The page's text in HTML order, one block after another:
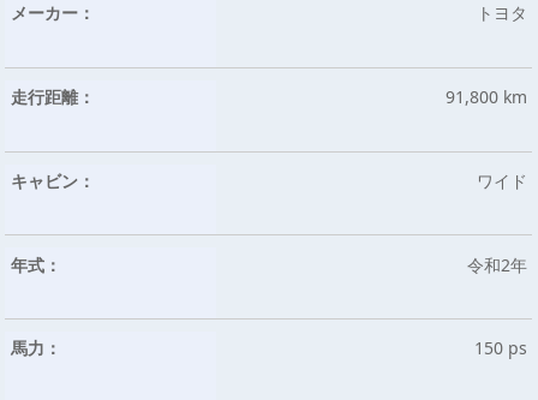
メーカー： トヨタ
走行距離： 91,800 km
キャビン： ワイド
年式： 令和2年
馬力： 150 ps